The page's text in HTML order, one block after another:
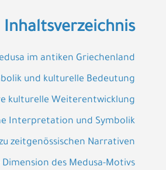
Inhaltsverzeichnis
im antiken Griechenland
und kulturelle Bedeutung
kulturelle Weiterentwicklung
Interpretation und Symbolik
zeitgenössischen Narrativen
des Medusa-Motivs